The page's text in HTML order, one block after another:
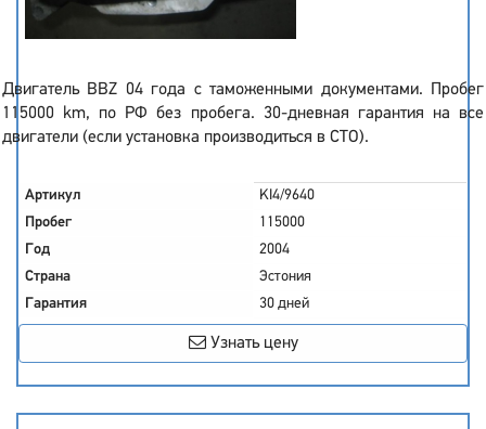
Двигатель BBZ 04 года с таможенными документами. Пробег
115000 km, по РФ без пробега. 30-дневная гарантия на все
двигатели (если установка производиться в СТО).
Артикул
KI4/9640
Пробег
115000
Год
2004
Страна
Эстония
Гарантия
30 дней
Узнать цену